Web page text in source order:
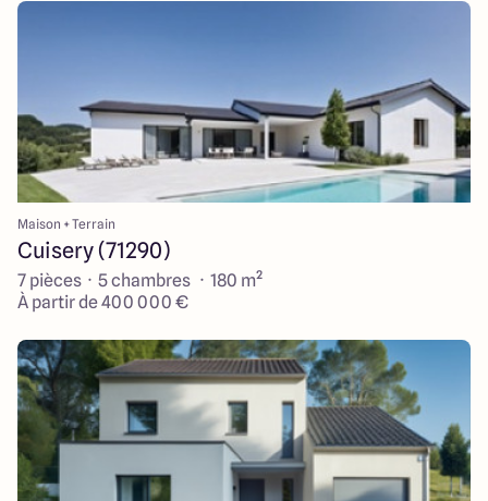
Maison + Terrain
Cuisery (71290)
7 pièces · 5 chambres · 180 m²
À partir de 400 000 €